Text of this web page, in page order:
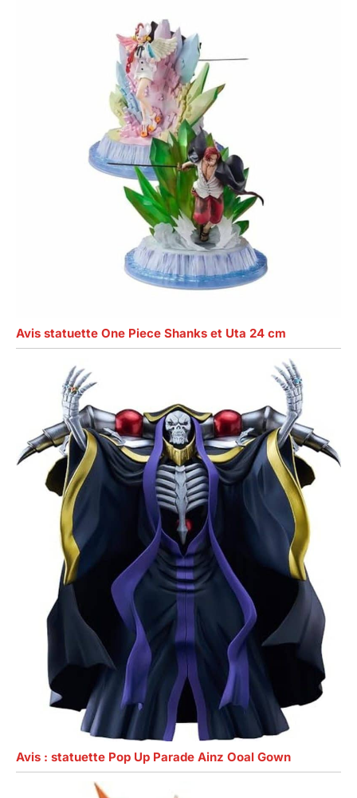
Avis statuette One Piece Shanks et Uta 24 cm
Avis : statuette Pop Up Parade Ainz Ooal Gown